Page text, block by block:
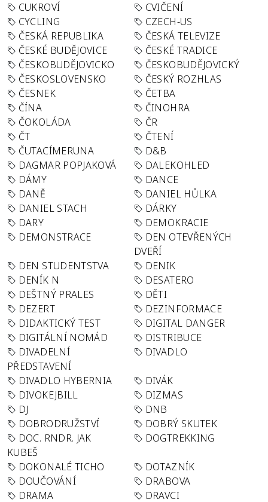
CUKROVÍ
CVIČENÍ
CYCLING
CZECH-US
ČESKÁ REPUBLIKA
ČESKÁ TELEVIZE
ČESKÉ BUDĚJOVICE
ČESKÉ TRADICE
ČESKOBUDĚJOVICKO
ČESKOBUDĚJOVICKÝ
ČESKOSLOVENSKO
ČESKÝ ROZHLAS
ČESNEK
ČETBA
ČÍNA
ČINOHRA
ČOKOLÁDA
ČR
ČT
ČTENÍ
ČUTACÍMERUNA
D&B
DAGMAR POPJAKOVÁ
DALEKOHLED
DÁMY
DANCE
DANĚ
DANIEL HŮLKA
DANIEL STACH
DÁRKY
DARY
DEMOKRACIE
DEMONSTRACE
DEN OTEVŘENÝCH
DVEŘÍ
DEN STUDENTSTVA
DENIK
DENÍK N
DESATERO
DEŠTNÝ PRALES
DĚTI
DEZERT
DEZINFORMACE
DIDAKTICKÝ TEST
DIGITAL DANGER
DIGITÁLNÍ NOMÁD
DISTRIBUCE
DIVADELNÍ
PŘEDSTAVENÍ
DIVADLO
DIVADLO HYBERNIA
DIVÁK
DIVOKEJBILL
DIZMAS
DJ
DNB
DOBRODRUŽSTVÍ
DOBRÝ SKUTEK
DOC. RNDR. JAK
KUBEŠ
DOGTREKKING
DOKONALÉ TICHO
DOTAZNÍK
DOUČOVÁNÍ
DRABOVA
DRAMA
DRAVCI